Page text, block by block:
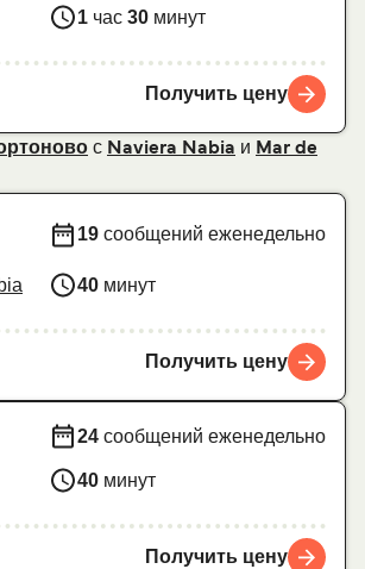
1 час 30 минут
Получить цену
с Naviera Nabia и Mar de
19 сообщений еженедельно
40 минут
Получить цену
24 сообщений еженедельно
40 минут
Получить цену